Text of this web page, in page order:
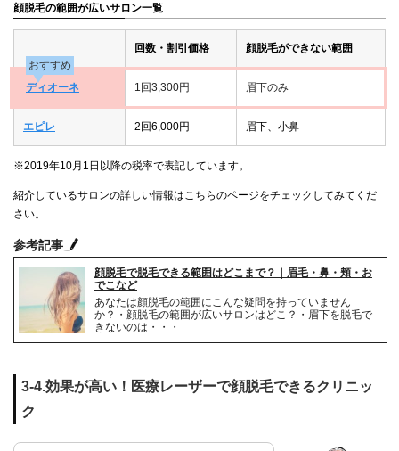
顔脱毛の範囲が広いサロン一覧
回数・割引価格
顔脱毛ができない範囲
おすすめ
ディオーネ
1回3,300円 眉下のみ
エピレ 2回6,000円 眉下、小鼻
※2019年10月1日以降の税率で表記しています。
紹介しているサロンの詳しい情報はこちらのページをチェックしてみてくだ
さい。
参考記事
顔脱毛で脱毛できる範囲はどこまで？｜眉毛・鼻・頬・お
でこなど
あなたは顔脱毛の範囲にこんな疑問を持っていません
か？・顔脱毛の範囲が広いサロンはどこ？・眉下を脱毛で
きないのは・・・
3-4.効果が高い！医療レーザーで顔脱毛できるクリニッ
ク